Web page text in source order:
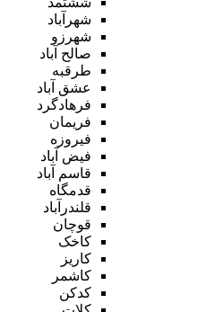
شهرآباد
شهرزو
صالح آباد
طرقبه
عشق آباد
فرهادگرد
فریمان
فیروزه
فیض آباد
قاسم آباد
قدمگاه
قلندرآباد
قوچان
کاخک
کاریز
کاشمر
کدکن